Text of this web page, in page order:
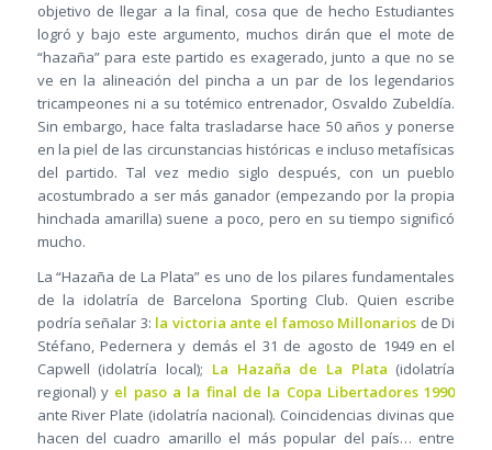
objetivo de llegar a la final, cosa que de hecho Estudiantes
logró y bajo este argumento, muchos dirán que el mote de
“hazaña” para este partido es exagerado, junto a que no se
ve en la alineación del pincha a un par de los legendarios
tricampeones ni a su totémico entrenador, Osvaldo Zubeldía.
Sin embargo, hace falta trasladarse hace 50 años y ponerse
en la piel de las circunstancias históricas e incluso metafísicas
del partido. Tal vez medio siglo después, con un pueblo
acostumbrado a ser más ganador (empezando por la propia
hinchada amarilla) suene a poco, pero en su tiempo significó
mucho.
La “Hazaña de La Plata” es uno de los pilares fundamentales
de la idolatría de Barcelona Sporting Club. Quien escribe
podría señalar 3: la victoria ante el famoso Millonarios de Di
Stéfano, Pedernera y demás el 31 de agosto de 1949 en el
Capwell (idolatría local); La Hazaña de La Plata (idolatría
regional) y el paso a la final de la Copa Libertadores 1990
ante River Plate (idolatría nacional). Coincidencias divinas que
hacen del cuadro amarillo el más popular del país… entre